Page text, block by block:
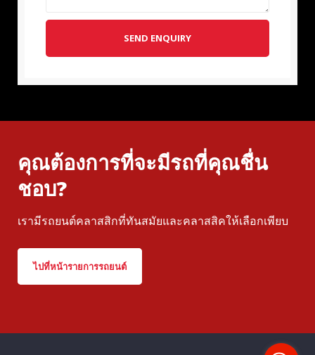
SEND ENQUIRY
คุณต้องการที่จะมีรถที่คุณชื่น
ชอบ?
เรามีรถยนต์คลาสสิกที่ทันสมัยและคลาสสิคให้เลือกเพียบ
ไปที่หน้ารายการรถยนต์